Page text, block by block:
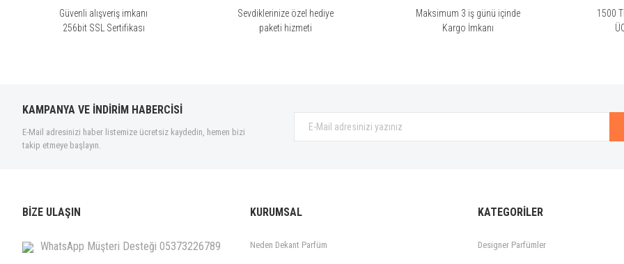
Güvenli alışveriş imkanı
256bit SSL Sertifikası
Sevdiklerinize özel hediye
paketi hizmeti
Maksimum 3 iş günü içinde
Kargo İmkanı
1500
KAMPANYA VE İNDİRİM HABERCİSİ
E-Mail adresinizi haber listemize ücretsiz kaydedin, hemen bizi
takip etmeye başlayın.
BİZE ULAŞIN
WhatsApp Müşteri Desteği 05373226789
KURUMSAL
Neden Dekant Parfüm
KATEGORİLER
Designer Parfümler